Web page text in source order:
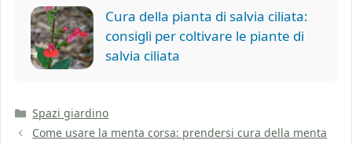
Cura della pianta di salvia ciliata:
consigli per coltivare le piante di
salvia ciliata
Categorie
Spazi giardino
Come usare la menta corsa: prendersi cura della menta